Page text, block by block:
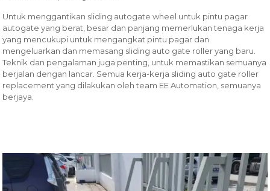
Untuk menggantikan sliding autogate wheel untuk pintu pagar
autogate yang berat, besar dan panjang memerlukan tenaga kerja
yang mencukupi untuk mengangkat pintu pagar dan
mengeluarkan dan memasang sliding auto gate roller yang baru.
Teknik dan pengalaman juga penting, untuk memastikan semuanya
berjalan dengan lancar. Semua kerja-kerja sliding auto gate roller
replacement yang dilakukan oleh team EE Automation, semuanya
berjaya.